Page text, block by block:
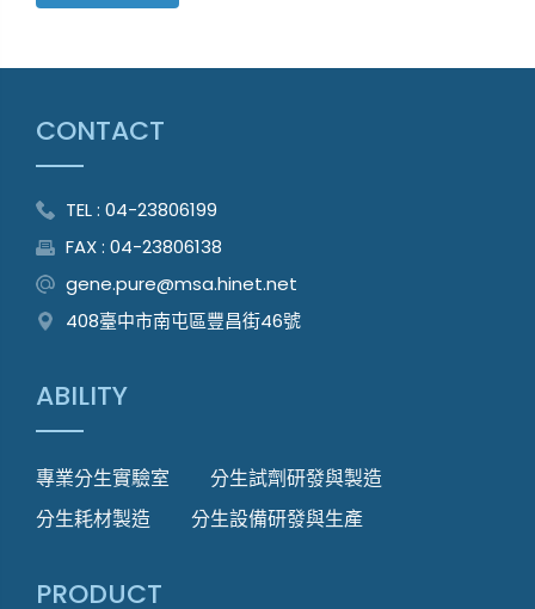
CONTACT
TEL : 04-23806199
FAX : 04-23806138
gene.pure@msa.hinet.net
408臺中市南屯區豐昌街46號
ABILITY
專業分生實驗室
分生試劑研發與製造
分生耗材製造
分生設備研發與生產
PRODUCT